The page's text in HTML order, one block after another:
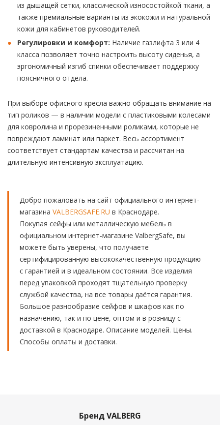
из дышащей сетки, классической износостойкой ткани, а
также премиальные варианты из экокожи и натуральной
кожи для кабинетов руководителей.
Регулировки и комфорт: Наличие газлифта 3 или 4
класса позволяет точно настроить высоту сиденья, а
эргономичный изгиб спинки обеспечивает поддержку
поясничного отдела.
При выборе офисного кресла важно обращать внимание на
тип роликов — в наличии модели с пластиковыми колесами
для ковролина и прорезиненными роликами, которые не
повреждают ламинат или паркет. Весь ассортимент
соответствует стандартам качества и рассчитан на
длительную интенсивную эксплуатацию.
Добро пожаловать на сайт официального интернет-
магазина VALBERGSAFE.RU в Краснодаре.
Покупая сейфы или металлическую мебель в
официальном интернет-магазине ValbergSafe, вы
можете быть уверены, что получаете
сертифицированную высококачественную продукцию
с гарантией и в идеальном состоянии. Все изделия
перед упаковкой проходят тщательную проверку
службой качества, на все товары даётся гарантия.
Большое разнообразие сейфов и шкафов как по
назначению, так и по цене, оптом и в розницу с
доставкой в Краснодаре. Описание моделей. Цены.
Способы оплаты и доставки.
Бренд VALBERG